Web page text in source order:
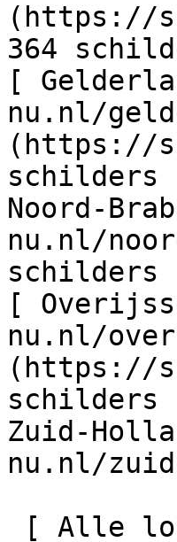
(https://
364
[
nu.nl/
(https://
Noord-
nu.nl/
[
nu.nl/
(https://
Zuid-
nu.nl/